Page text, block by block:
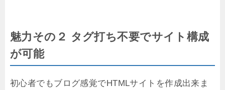
魅力その２ タグ打ち不要でサイト構成
が可能
初心者でもブログ感覚でHTMLサイトを作成出来ま